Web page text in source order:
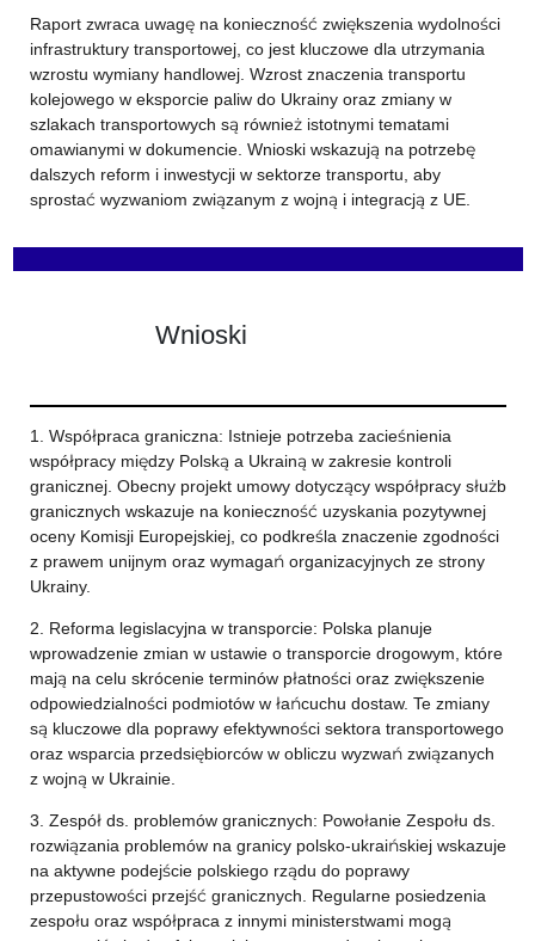
Raport zwraca uwagę na konieczność zwiększenia wydolności
infrastruktury transportowej, co jest kluczowe dla utrzymania
wzrostu wymiany handlowej. Wzrost znaczenia transportu
kolejowego w eksporcie paliw do Ukrainy oraz zmiany w
szlakach transportowych są również istotnymi tematami
omawianymi w dokumencie. Wnioski wskazują na potrzebę
dalszych reform i inwestycji w sektorze transportu, aby
sprostać wyzwaniom związanym z wojną i integracją z UE.
Wnioski
1. Współpraca graniczna: Istnieje potrzeba zacieśnienia
współpracy między Polską a Ukrainą w zakresie kontroli
granicznej. Obecny projekt umowy dotyczący współpracy służb
granicznych wskazuje na konieczność uzyskania pozytywnej
oceny Komisji Europejskiej, co podkreśla znaczenie zgodności
z prawem unijnym oraz wymagań organizacyjnych ze strony
Ukrainy.
2. Reforma legislacyjna w transporcie: Polska planuje
wprowadzenie zmian w ustawie o transporcie drogowym, które
mają na celu skrócenie terminów płatności oraz zwiększenie
odpowiedzialności podmiotów w łańcuchu dostaw. Te zmiany
są kluczowe dla poprawy efektywności sektora transportowego
oraz wsparcia przedsiębiorców w obliczu wyzwań związanych
z wojną w Ukrainie.
3. Zespół ds. problemów granicznych: Powołanie Zespołu ds.
rozwiązania problemów na granicy polsko-ukraińskiej wskazuje
na aktywne podejście polskiego rządu do poprawy
przepustowości przejść granicznych. Regularne posiedzenia
zespołu oraz współpraca z innymi ministerstwami mogą